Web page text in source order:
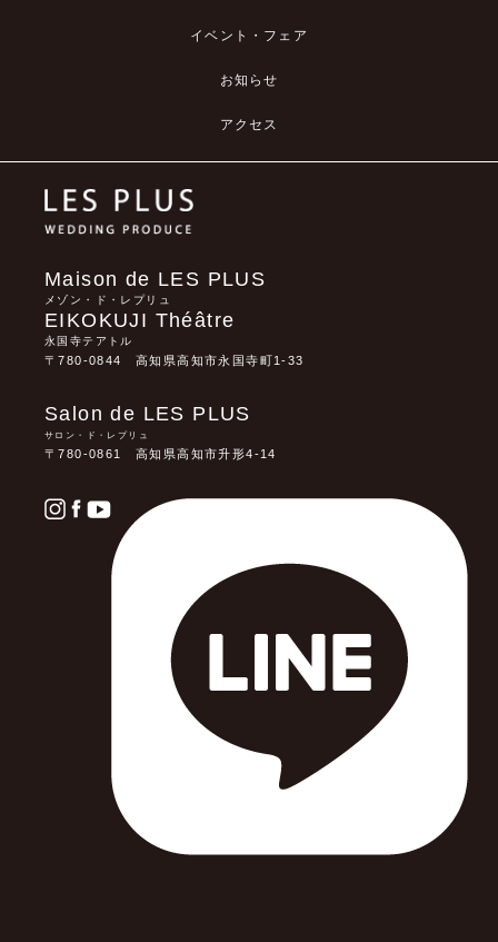
イベント・フェア
お知らせ
アクセス
Maison de LES PLUS
メゾン・ド・レプリュ
EIKOKUJI Théâtre
永国寺テアトル
〒780-0844 高知県高知市永国寺町1-33
Salon de LES PLUS
サロン・ド・レプリュ
〒780-0861 高知県高知市升形4-14